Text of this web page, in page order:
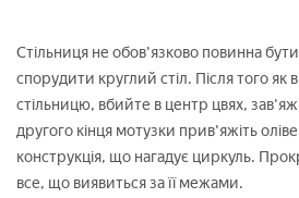
Стільниця не обов'язково повинна
спорудити круглий стіл. Після того як
стільницю, вбийте в центр цвях,
другого кінця мотузки прив'яжіть
конструкція, що нагадує циркуль.
все, що виявиться за її межами.